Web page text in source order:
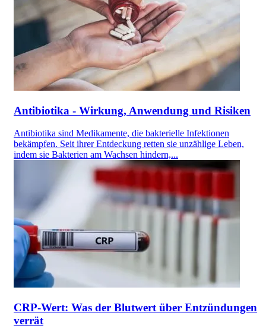
Antibiotika - Wirkung, Anwendung und Risiken
Antibiotika sind Medikamente, die bakterielle Infektionen
bekämpfen. Seit ihrer Entdeckung retten sie unzählige Leben,
indem sie Bakterien am Wachsen hindern,...
CRP-Wert: Was der Blutwert über Entzündungen
verrät